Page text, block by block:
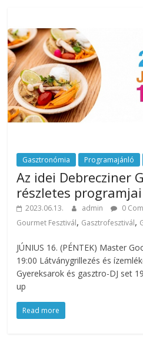
Gasztronómia Programajánló
Az idei Debrecziner
részletes programjai
2023.06.13. admin 0
Gourmet Fesztivál, Gasztrofesztivál,
JÚNIUS 16. (PÉNTEK) Master
19:00 Látványgrillezés és
Gyereksarok és gasztro-DJ set
up
Read more